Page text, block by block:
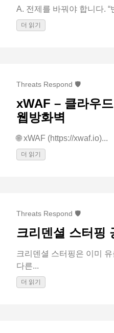
A. 전제를 바꿔야 합니다. “
더 읽기
Threats Respond 🛡️
xWAF – 클라우
웹방화벽
🌐 xWAF (https://xwaf.io)...
더 읽기
Threats Respond 🛡️
크리덴셜 스터핑
크리덴셜 스터핑은 이미
다른...
더 읽기